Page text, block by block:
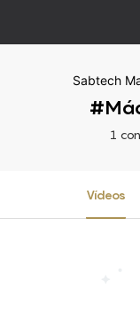
Sabtech
1
Vídeos